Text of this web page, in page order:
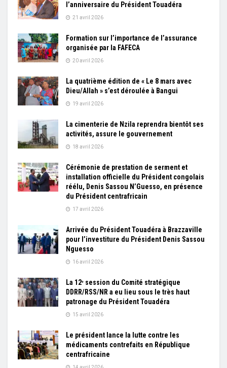
l’anniversaire du Président Touadéra
21 avril 2026
Formation sur l’importance de l’assurance
organisée par la FAFECA
20 avril 2026
La quatrième édition de « Le 8 mars avec
Dieu/Allah » s’est déroulée à Bangui
19 avril 2026
La cimenterie de Nzila reprendra bientôt ses
activités, assure le gouvernement
18 avril 2026
Cérémonie de prestation de serment et
installation officielle du Président congolais
réélu, Denis Sassou N’Guesso, en présence
du Président centrafricain
17 avril 2026
Arrivée du Président Touadéra à Brazzaville
pour l’investiture du Président Denis Sassou
Nguesso
16 avril 2026
La 12ᵉ session du Comité stratégique
DDRR/RSS/NR a eu lieu sous le très haut
patronage du Président Touadéra
15 avril 2026
Le président lance la lutte contre les
médicaments contrefaits en République
centrafricaine